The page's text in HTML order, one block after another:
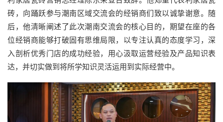
砖，向踊跃参与潮南区域交流会的经销商们致以诚挚谢意。随
后，他清晰阐述了此次潮南交流会的核心目的，期望在座的各
位经销商能够打破固有思维局限，以专注认真的态度学习，深
入剖析优秀门店的成功经验，用心汲取运营经验及产品知识表
达，并切实做到将所学知识灵活运用到实际经营中。